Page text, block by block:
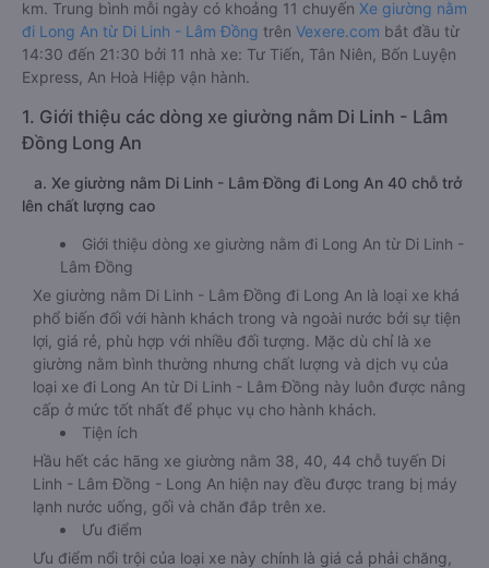
km. Trung bình mỗi ngày có khoảng 11 chuyến Xe giường nằm
đi Long An từ Di Linh - Lâm Đồng trên Vexere.com bắt đầu từ
14:30 đến 21:30 bởi 11 nhà xe: Tư Tiến, Tân Niên, Bốn Luyện
Express, An Hoà Hiệp vận hành.
1. Giới thiệu các dòng xe giường nằm Di Linh - Lâm
Đồng Long An
a. Xe giường nằm Di Linh - Lâm Đồng đi Long An 40 chỗ trở
lên chất lượng cao
Giới thiệu dòng xe giường nằm đi Long An từ Di Linh -
Lâm Đồng
Xe giường nằm Di Linh - Lâm Đồng đi Long An là loại xe khá
phổ biến đối với hành khách trong và ngoài nước bởi sự tiện
lợi, giá rẻ, phù hợp với nhiều đối tượng. Mặc dù chỉ là xe
giường nằm bình thường nhưng chất lượng và dịch vụ của
loại xe đi Long An từ Di Linh - Lâm Đồng này luôn được nâng
cấp ở mức tốt nhất để phục vụ cho hành khách.
Tiện ích
Hầu hết các hãng xe giường nằm 38, 40, 44 chỗ tuyến Di
Linh - Lâm Đồng - Long An hiện nay đều được trang bị máy
lạnh nước uống, gối và chăn đắp trên xe.
Ưu điểm
Ưu điểm nổi trội của loại xe này chính là giá cả phải chăng,